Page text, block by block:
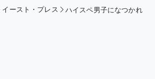
イースト・プレス
ハイスペ男子になつかれ